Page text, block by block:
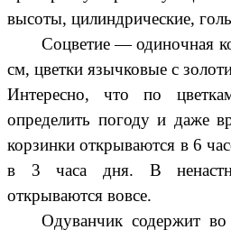
высоты, цилиндрические,
Соцветие — одиночная
см, цветки язычковые с
Интересно, что по
определить погоду и даже
корзинки открываются в 6
в 3 часа дня. В
открываются вовсе.
Одуванчик содержит во